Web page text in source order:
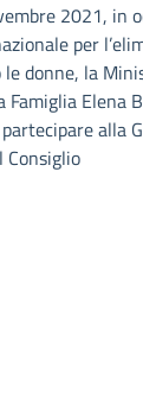
2021, in
per
donne, la
Famiglia Elena
alla
Consiglio